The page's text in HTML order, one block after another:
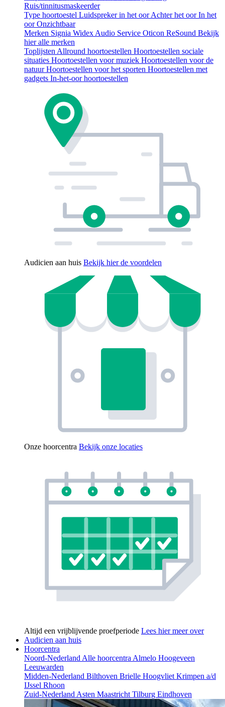
Ruis/tinnitusmaskeerder
Type hoortoestel Luidspreker in het oorAchter het oorIn het
oorOnzichtbaar
Merken Signia WidexAudio Service Oticon ReSound Bekijk
hier alle merken
ToplijstenAllround hoortoestellen Hoortoestellen sociale
situaties Hoortoestellen voor muziek Hoortoestellen voor de
natuurHoortoestellen voor het sporten Hoortoestellen met
gadgets In-het-oor hoortoestellen
Audicien aan huis Bekijk hier de voordelen
Onze hoorcentra Bekijk onze locaties
Altijd een vrijblijvende proefperiode Lees hier meer over
Audicien aan huis
Hoorcentra
Noord-NederlandAlle hoorcentraAlmelo Hoogeveen
Leeuwarden
Midden-Nederland Bilthoven Brielle HoogvlietKrimpen a/d
IJssel Rhoon
Zuid-NederlandAsten MaastrichtTilburg Eindhoven